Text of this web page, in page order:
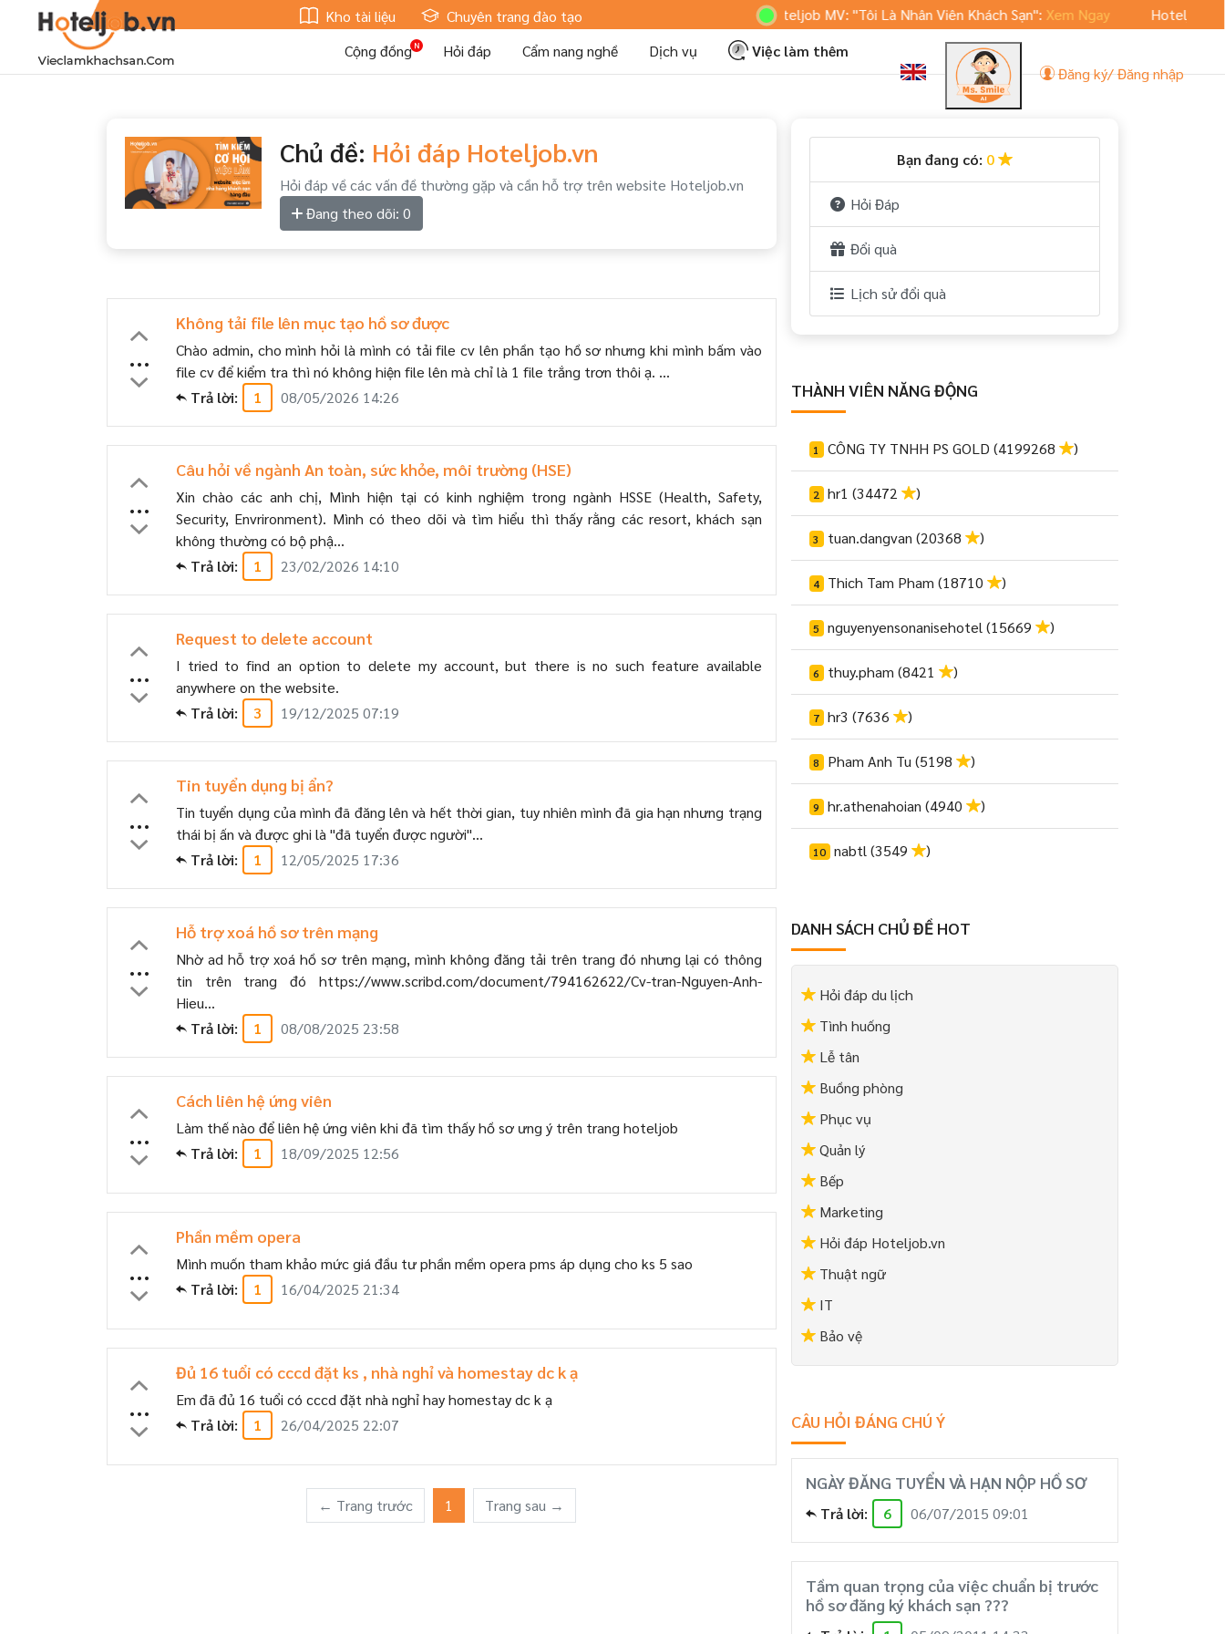
Kho tài liệu Chuyên trang đào tạo Hoteljob MV: "Tôi Là Nhân Viên Khách Sạn":Xem Ngay
Hoteljob.vn ra mắt
Cộng đồng
Hỏi đáp Cẩm nang nghề Dịch vụ
Việc làm thêm
Đăng ký/ Đăng nhập
Chủ đề: Hỏi đáp Hoteljob.vn
Hỏi đáp về các vấn đề thường gặp và cần hỗ trợ trên website Hoteljob.vn
Đang theo dõi: 0
...
Không tải file lên mục tạo hồ sơ được
Chào admin, cho mình hỏi là mình có tải file cv lên phần tạo hồ sơ nhưng khi mình bấm vào
file cv để kiểm tra thì nó không hiện file lên mà chỉ là 1 file trắng trơn thôi ạ. ...
Trả lời:
1 08/05/2026 14:26
...
Câu hỏi về ngành An toàn, sức khỏe, môi trường (HSE)
Xin chào các anh chị, Mình hiện tại có kinh nghiệm trong ngành HSSE (Health, Safety,
Security, Envrironment). Mình có theo dõi và tìm hiểu thì thấy rằng các resort, khách sạn
không thường có bộ phậ...
Trả lời:
1 23/02/2026 14:10
...
Request to delete account
I tried to find an option to delete my account, but there is no such feature available
anywhere on the website.
Trả lời:
3 19/12/2025 07:19
...
Tin tuyển dụng bị ẩn?
Tin tuyển dụng của mình đã đăng lên và hết thời gian, tuy nhiên mình đã gia hạn nhưng trạng
thái bị ấn và được ghi là "đã tuyển được người"...
Trả lời:
1 12/05/2025 17:36
...
Hỗ trợ xoá hồ sơ trên mạng
Nhờ ad hỗ trợ xoá hồ sơ trên mạng, mình không đăng tải trên trang đó nhưng lại có thông
tin trên trang đó https://www.scribd.com/document/794162622/Cv-tran-Nguyen-Anh-
Hieu...
Trả lời:
1 08/08/2025 23:58
...
Cách liên hệ ứng viên
Làm thế nào để liên hệ ứng viên khi đã tìm thấy hồ sơ ưng ý trên trang hoteljob
Trả lời:
1 18/09/2025 12:56
...
Phần mềm opera
Mình muốn tham khảo mức giá đầu tư phần mềm opera pms áp dụng cho ks 5 sao
Trả lời:
1 16/04/2025 21:34
...
Đủ 16 tuổi có cccd đặt ks , nhà nghỉ và homestay dc k ạ
Em đã đủ 16 tuổi có cccd đặt nhà nghỉ hay homestay dc k ạ
Trả lời:
1 26/04/2025 22:07
← Trang trước 1 Trang sau →
Bạn đang có: 0
Hỏi Đáp
Đổi quà
Lịch sử đổi quà
THÀNH VIÊN NĂNG ĐỘNG
1 CÔNG TY TNHH PS GOLD (4199268 )
2 hr1 (34472 )
3 tuan.dangvan (20368 )
4 Thich Tam Pham (18710 )
5 nguyenyensonanisehotel (15669 )
6 thuy.pham (8421 )
7 hr3 (7636 )
8 Pham Anh Tu (5198 )
9 hr.athenahoian (4940 )
10 nabtl (3549 )
DANH SÁCH CHỦ ĐỀ HOT
Hỏi đáp du lịch
Tình huống
Lễ tân
Buồng phòng
Phục vụ
Quản lý
Bếp
Marketing
Hỏi đáp Hoteljob.vn
Thuật ngữ
IT
Bảo vệ
CÂU HỎI ĐÁNG CHÚ Ý
NGÀY ĐĂNG TUYỂN VÀ HẠN NỘP HỒ SƠ
Trả lời: 6 06/07/2015 09:01
Tầm quan trọng của việc chuẩn bị trước
hồ sơ đăng ký khách sạn ???